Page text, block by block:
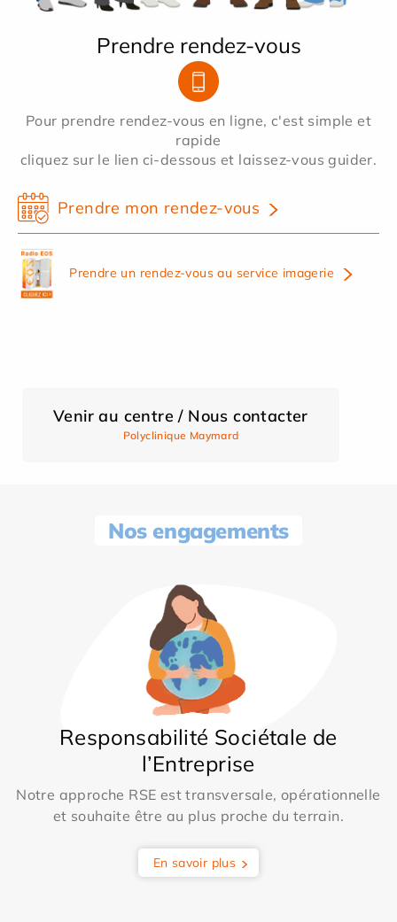
Prendre rendez-vous
Pour prendre rendez-vous en ligne, c'est simple et
rapide
cliquez sur le lien ci-dessous et laissez-vous guider.
Prendre mon rendez-vous
Prendre un rendez-vous au service imagerie
Venir au centre / Nous contacter
Polyclinique Maymard
Nos engagements
Responsabilité Sociétale de
l’Entreprise
Notre approche RSE est transversale, opérationnelle
et souhaite être au plus proche du terrain.
En savoir plus